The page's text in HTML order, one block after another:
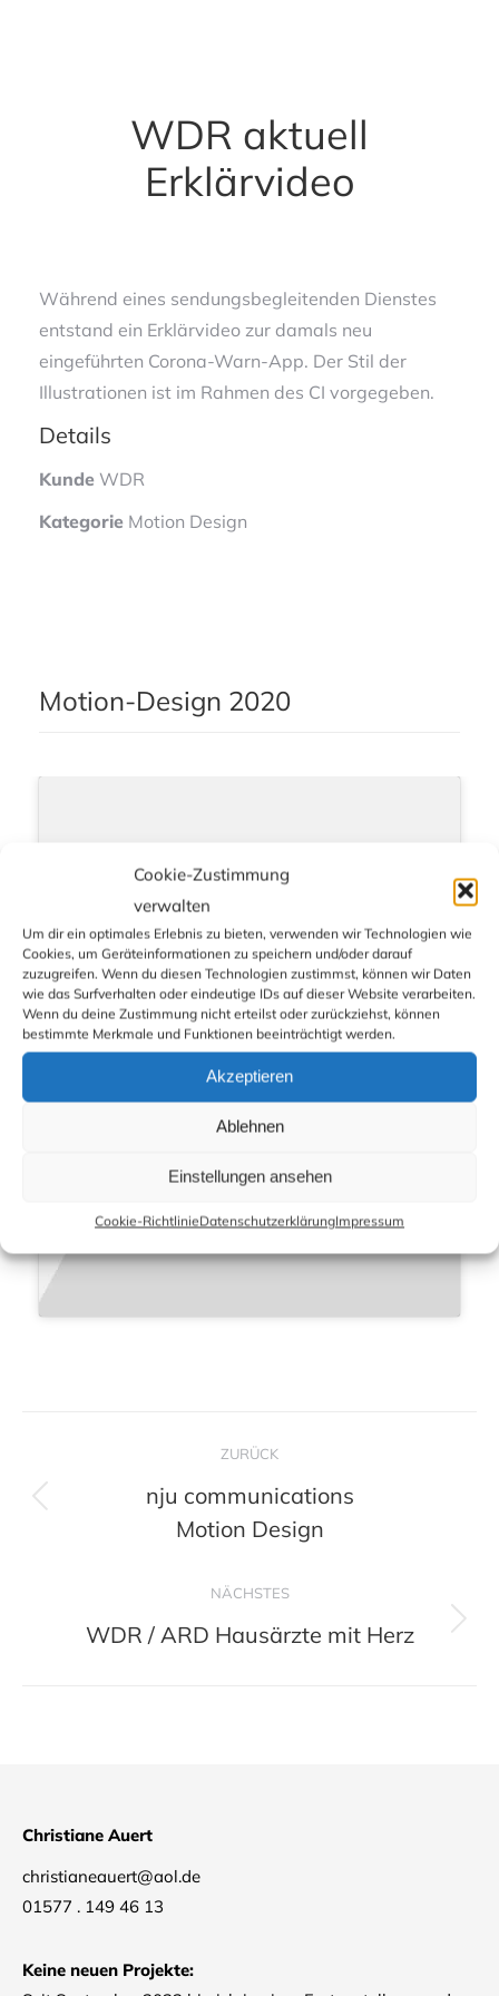
Cookie-Zustimmung
verwalten
Um dir ein optimales Erlebnis zu bieten, verwenden wir Technologien wie
Cookies, um Geräteinformationen zu speichern und/oder darauf
zuzugreifen. Wenn du diesen Technologien zustimmst, können wir Daten
wie das Surfverhalten oder eindeutige IDs auf dieser Website verarbeiten.
Wenn du deine Zustimmung nicht erteilst oder zurückziehst, können
bestimmte Merkmale und Funktionen beeinträchtigt werden.
Akzeptieren
Ablehnen
Einstellungen ansehen
Cookie-RichtlinieDatenschutzerklärungImpressum
WDR aktuell
Erklärvideo
Während eines sendungsbegleitenden Dienstes
entstand ein Erklärvideo zur damals neu
eingeführten Corona-Warn-App. Der Stil der
Illustrationen ist im Rahmen des CI vorgegeben.
Details
Kunde WDR
Kategorie Motion Design
Motion-Design 2020
Klicke hier, um Statistiken-Cookies zu
akzeptieren und diesen Inhalt zu aktivieren
ZURÜCK
Previous
project:
nju communications
Motion Design
NÄCHSTES
Next
WDR / ARD Hausärzte mit Herz
Christiane Auert
christianeauert@aol.de
01577 . 149 46 13
Keine neuen Projekte: